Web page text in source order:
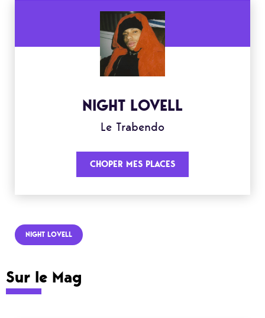
NIGHT LOVELL
Le Trabendo
CHOPER MES PLACES
NIGHT LOVELL
Sur le Mag